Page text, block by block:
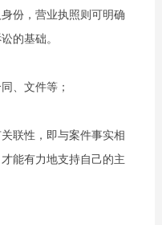
份，营业执照则可明确
的基础。
、文件等；
联性，即与案件事实相
能有力地支持自己的主